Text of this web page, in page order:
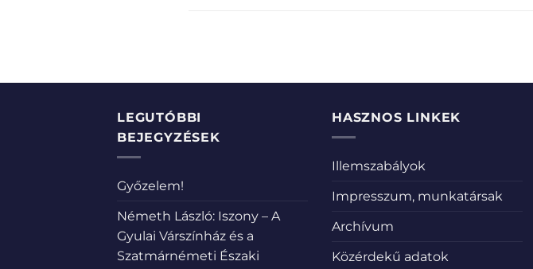
LEGUTÓBBI
BEJEGYZÉSEK
Győzelem!
Németh László: Iszony – A
Gyulai Várszínház és a
Szatmárnémeti Északi
HASZNOS LINKEK
Illemszabályok
Impresszum, munkatársak
Archívum
Közérdekű adatok